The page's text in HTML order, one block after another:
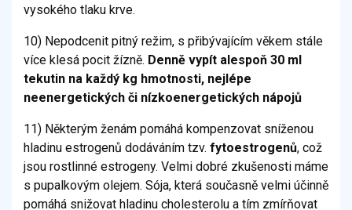
vysokého tlaku krve.
10) Nepodcenit pitný režim, s přibývajícím věkem stále
více klesá pocit žízně. Denně vypít alespoň 30 ml
tekutin na každý kg hmotnosti, nejlépe
neenergetických či nízkoenergetických nápojů
11) Některým ženám pomáhá kompenzovat sníženou
hladinu estrogenů dodáváním tzv. fytoestrogenů, což
jsou rostlinné estrogeny. Velmi dobré zkušenosti máme
s pupalkovým olejem. Sója, která současně velmi účinně
pomáhá snižovat hladinu cholesterolu a tím zmírňovat